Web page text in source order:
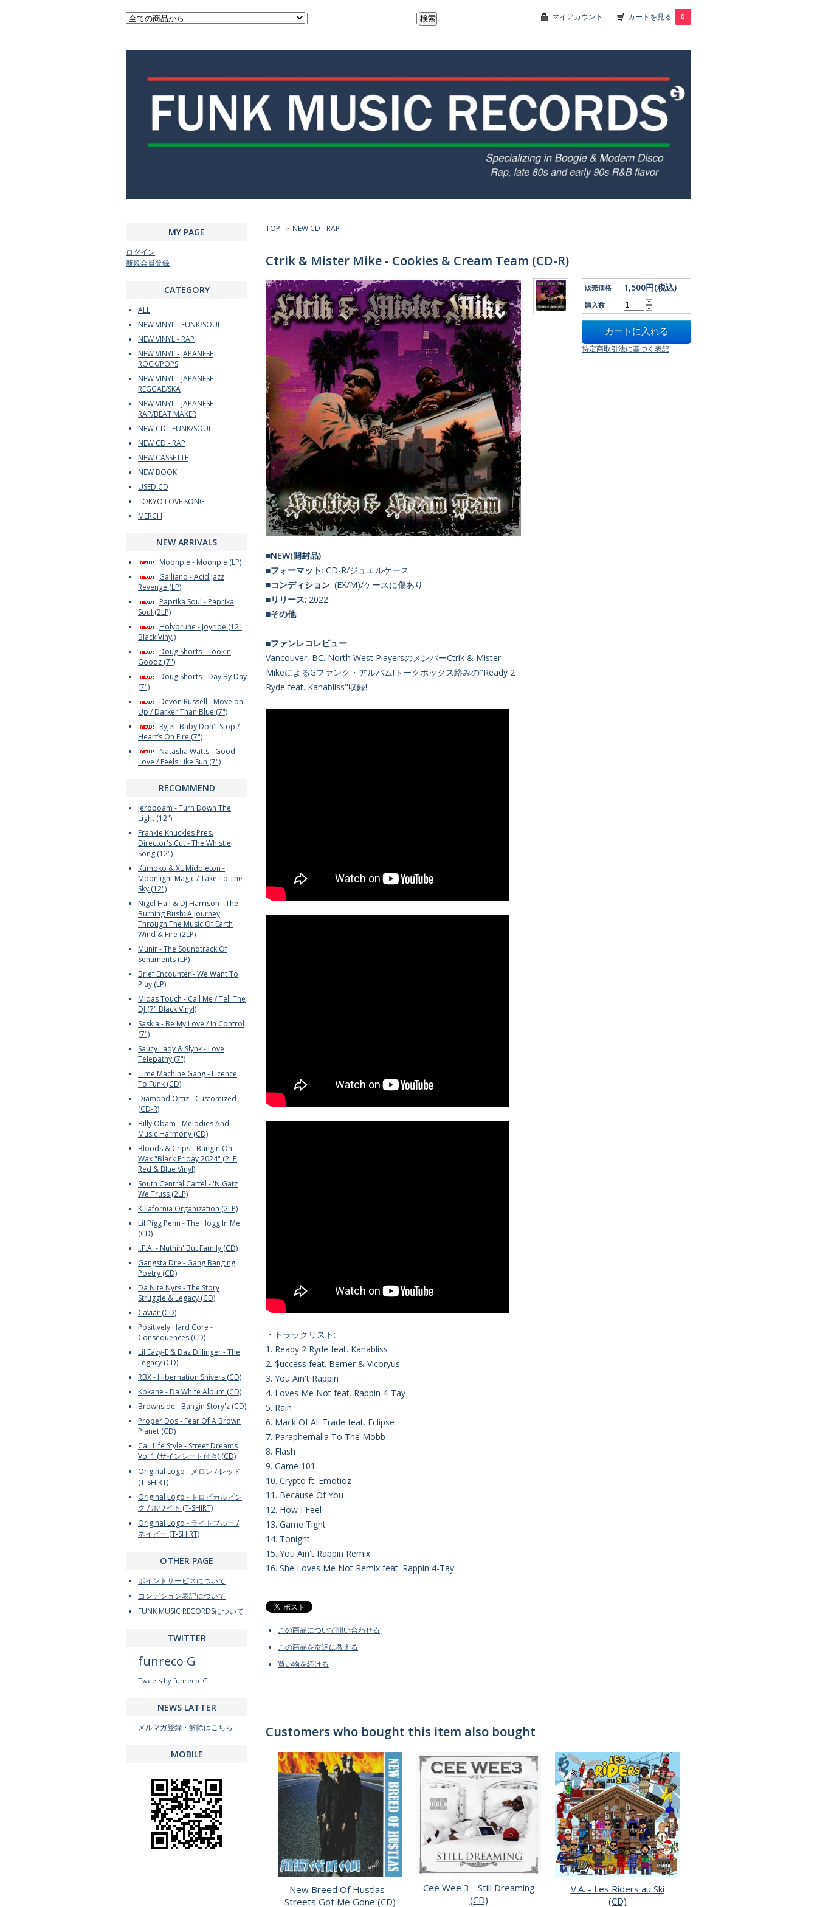
マイアカウント カートを見る 0
TOP > NEW CD - RAP
Ctrik & Mister Mike - Cookies & Cream Team (CD-R)
販売価格 1,500円(税込)
購入数
特定商取引法に基づく表記
■NEW(開封品)
■フォーマット: CD-R/ジュエルケース
■コンディション: (EX/M)/ケースに傷あり
■リリース: 2022
■その他:
■ファンレコレビュー:
Vancouver, BC. North West PlayersのメンバーCtrik & Mister
MikeによるGファンク・アルバム!トークボックス絡みの"Ready 2
Ryde feat. Kanabliss"収録!
・トラックリスト:
1. Ready 2 Ryde feat. Kanabliss
2. $uccess feat. Berner & Vicoryus
3. You Ain't Rappin
4. Loves Me Not feat. Rappin 4-Tay
5. Rain
6. Mack Of All Trade feat. Eclipse
7. Paraphernalia To The Mobb
8. Flash
9. Game 101
10. Crypto ft. Emotioz
11. Because Of You
12. How I Feel
13. Game Tight
14. Tonight
15. You Ain't Rappin Remix
16. She Loves Me Not Remix feat. Rappin 4-Tay
この商品について問い合わせる
この商品を友達に教える
買い物を続ける
Customers who bought this item also bought
New Breed Of Hustlas -
Streets Got Me Gone (CD)
Cee Wee 3 - Still Dreaming
(CD)
V.A. - Les Riders au Ski
(CD)
MY PAGE
ログイン
新規会員登録
CATEGORY
ALL
NEW VINYL - FUNK/SOUL
NEW VINYL - RAP
NEW VINYL - JAPANESE
ROCK/POPS
NEW VINYL - JAPANESE
REGGAE/SKA
NEW VINYL - JAPANESE
RAP/BEAT MAKER
NEW CD - FUNK/SOUL
NEW CD - RAP
NEW CASSETTE
NEW BOOK
USED CD
TOKYO LOVE SONG
MERCH
NEW ARRIVALS
Moonpie - Moonpie (LP)
Galliano - Acid Jazz
Revenge (LP)
Paprika Soul - Paprika
Soul (2LP)
Holybrune - Joyride (12"
Black Vinyl)
Doug Shorts - Lookin
Goodz (7")
Doug Shorts - Day By Day
(7")
Devon Russell - Move on
Up / Darker Than Blue (7")
Ryjel- Baby Don't Stop /
Heart’s On Fire (7")
Natasha Watts - Good
Love / Feels Like Sun (7")
RECOMMEND
Jeroboam - Turn Down The
Light (12")
Frankie Knuckles Pres.
Director's Cut - The Whistle
Song (12")
Kumoko & XL Middleton -
Moonlight Magic / Take To The
Sky (12")
Nigel Hall & DJ Harrison - The
Burning Bush: A Journey
Through The Music Of Earth
Wind & Fire (2LP)
Munir - The Soundtrack Of
Sentiments (LP)
Brief Encounter - We Want To
Play (LP)
Midas Touch - Call Me / Tell The
DJ (7" Black Vinyl)
Saskia - Be My Love / In Control
(7")
Saucy Lady & Slynk - Love
Telepathy (7")
Time Machine Gang - Licence
To Funk (CD)
Diamond Ortiz - Customized
(CD-R)
Billy Obam - Melodies And
Music Harmony (CD)
Bloods & Crips - Bangin On
Wax "Black Friday 2024" (2LP
Red & Blue Vinyl)
South Central Cartel - 'N Gatz
We Truss (2LP)
Killafornia Organization (2LP)
Lil Pigg Penn - The Hogg In Me
(CD)
I.F.A. - Nuthin' But Family (CD)
Gangsta Dre - Gang Banging
Poetry (CD)
Da Nite Nyrs - The Story
Struggle & Legacy (CD)
Caviar (CD)
Positively Hard Core -
Consequences (CD)
Lil Eazy-E & Daz Dillinger - The
Legacy (CD)
RBX - Hibernation Shivers (CD)
Kokane - Da White Album (CD)
Brownside - Bangin Story'z (CD)
Proper Dos - Fear Of A Brown
Planet (CD)
Cali Life Style - Street Dreams
Vol.1 (サインシート付き) (CD)
Original Logo - メロン / レッド
(T-SHIRT)
Original Logo - トロピカルピン
ク / ホワイト (T-SHIRT)
Original Logo - ライトブルー /
ネイビー (T-SHIRT)
OTHER PAGE
ポイントサービスについて
コンデション表記について
FUNK MUSIC RECORDSについて
TWITTER
funreco G
Tweets by funreco_G
NEWS LATTER
メルマガ登録・解除はこちら
MOBILE